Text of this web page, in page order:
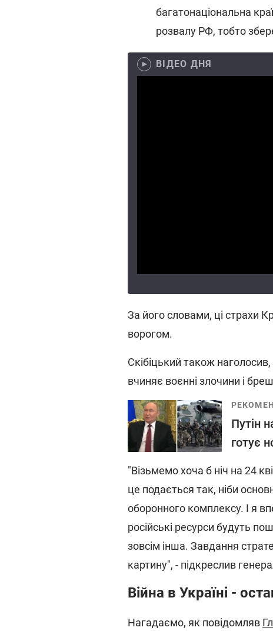
багатонаціональна
розвалу РФ, тобто
ВІДЕО ДНЯ
За його словами, ці страхи
ворогом.
Скібіцький також
вчиняє воєнні злочини і
Путін
готує
"Візьмемо хоча б ніч на 24
це подається так, ніби
оборонного комплексу. І я
російські ресурси будуть
зовсім інша. Завдання
картину", - підкреслив
Війна в Україні -
Нагадаємо, як повідомляв